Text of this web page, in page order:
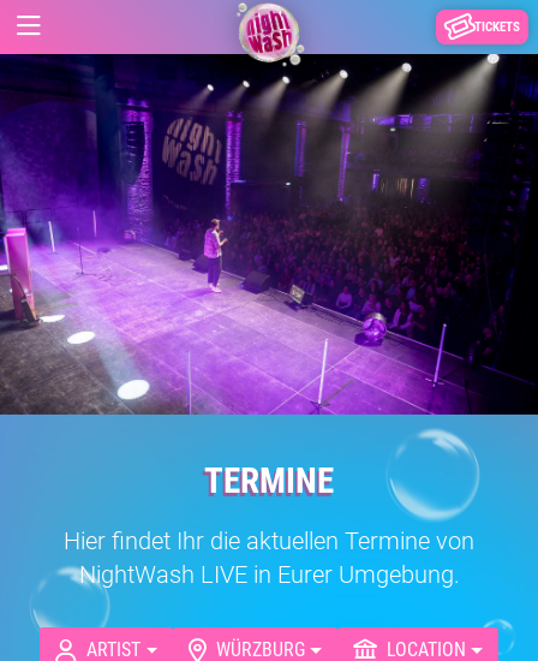
TICKETS
TERMINE
Hier findet Ihr die aktuellen Termine von
NightWash LIVE in Eurer Umgebung.
ARTIST WÜRZBURG
LOCATION